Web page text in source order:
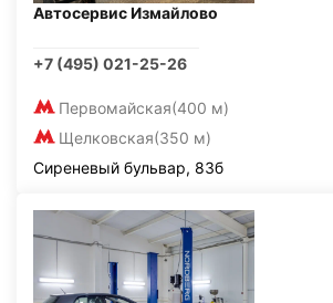
Автосервис Измайлово
+7 (495) 021-25-26
Первомайская(400 м)
Щелковская(350 м)
Сиреневый бульвар, 83б